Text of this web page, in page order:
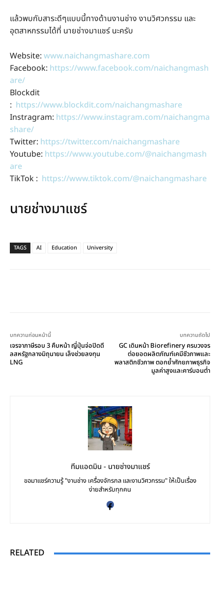
แล้วพบกับสาระดีๆแบบนี้ทางด้านงานช่าง งานวิศวกรรม และ
อุตสาหกรรมได้ที่ นายช่างมาแชร์ นะครับ
Website: www.naichangmashare.com
Facebook: https://www.facebook.com/naichangmash
are/
Blockdit
: https://www.blockdit.com/naichangmashare
Instragram: https://www.instagram.com/naichangma
share/
Twitter: https://twitter.com/naichangmashare
Youtube: https://www.youtube.com/@naichangmash
are
TikTok : https://www.tiktok.com/@naichangmashare
นายช่างมาแชร์
TAGS AI Education University
บทความก่อนหน้านี้
เจรจาภาษีรอบ 3 คืบหน้า ญี่ปุ่นจ่อปิดดี
ลสหรัฐกลางมิถุนายน เล็งช่วยลงทุน
LNG
บทความถัดไป
GC เดินหน้า Biorefinery ครบวงจร
ต่อยอดผลิตภัณฑ์เคมีชีวภาพและ
พลาสติกชีวภาพ ตอกย้ำศักยภาพธุรกิจ
มูลค่าสูงและคาร์บอนต่ำ
ทีมแอดมิน - นายช่างมาแชร์
ขอมาแชร์ความรู้ "งานช่าง เครื่องจักรกล และงานวิศวกรรม" ให้เป็นเรื่อง
ง่ายสำหรับทุกคน
RELATED